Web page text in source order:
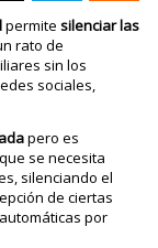
permitesilenciar las
rato de
sin los
sociales,
pero es
se necesita
silenciando el
de ciertas
por